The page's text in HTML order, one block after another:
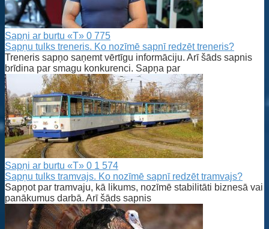
Sapņi ar burtu «T» 0 775
Sapņu tulks treneris. Ko nozīmē sapnī redzēt treneris?
Treneris sapņo saņemt vērtīgu informāciju. Arī šāds sapnis
brīdina par smagu konkurenci. Sapņa par
Sapņi ar burtu «T» 0 1 574
Sapņu tulks tramvajs. Ko nozīmē sapnī redzēt tramvajs?
Sapņot par tramvaju, kā likums, nozīmē stabilitāti biznesā vai
panākumus darbā. Arī šāds sapnis